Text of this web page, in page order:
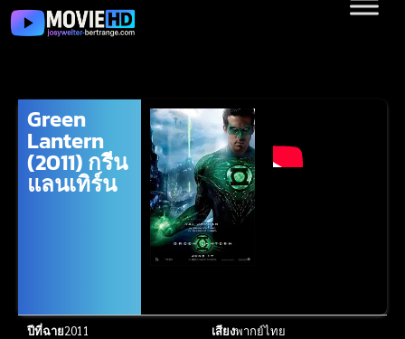
Green
Lantern
(2011) กรีน
แลนเทิร์น
ปีที่ฉาย2011 เสียงพากย์ไทย